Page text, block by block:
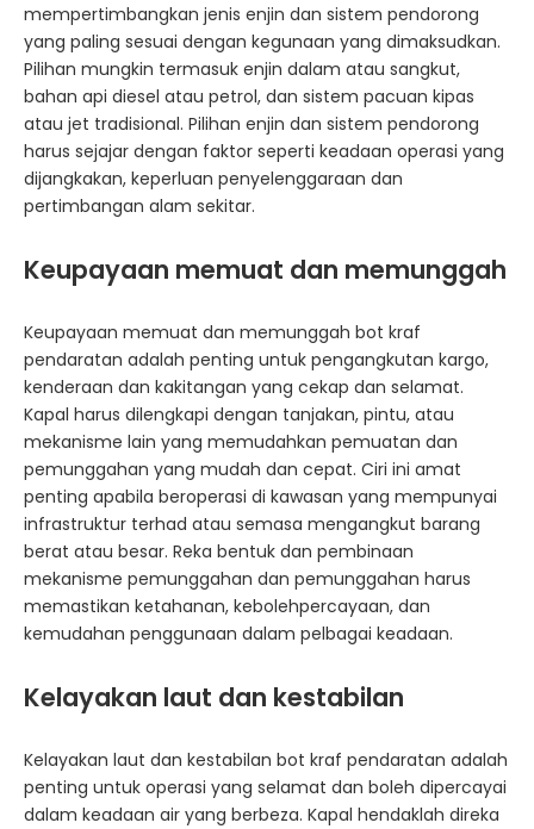
mempertimbangkan jenis enjin dan sistem pendorong
yang paling sesuai dengan kegunaan yang dimaksudkan.
Pilihan mungkin termasuk enjin dalam atau sangkut,
bahan api diesel atau petrol, dan sistem pacuan kipas
atau jet tradisional. Pilihan enjin dan sistem pendorong
harus sejajar dengan faktor seperti keadaan operasi yang
dijangkakan, keperluan penyelenggaraan dan
pertimbangan alam sekitar.
Keupayaan memuat dan memunggah
Keupayaan memuat dan memunggah bot kraf
pendaratan adalah penting untuk pengangkutan kargo,
kenderaan dan kakitangan yang cekap dan selamat.
Kapal harus dilengkapi dengan tanjakan, pintu, atau
mekanisme lain yang memudahkan pemuatan dan
pemunggahan yang mudah dan cepat. Ciri ini amat
penting apabila beroperasi di kawasan yang mempunyai
infrastruktur terhad atau semasa mengangkut barang
berat atau besar. Reka bentuk dan pembinaan
mekanisme pemunggahan dan pemunggahan harus
memastikan ketahanan, kebolehpercayaan, dan
kemudahan penggunaan dalam pelbagai keadaan.
Kelayakan laut dan kestabilan
Kelayakan laut dan kestabilan bot kraf pendaratan adalah
penting untuk operasi yang selamat dan boleh dipercayai
dalam keadaan air yang berbeza. Kapal hendaklah direka